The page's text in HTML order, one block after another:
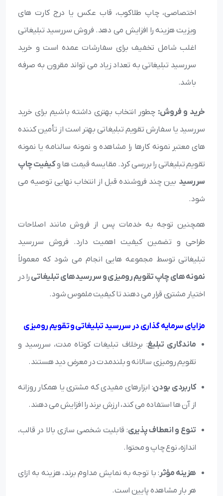
اختصاصی، چاپ طلاکوب، قاب عکس یا درج کارت های
ویزیت هزینه را افزایش می دهد. فروش سررسید تبلیغاتی
اغلب شامل تخفیف برای سفارشات عمده است و خرید
سررسید تبلیغاتی به تعداد زیاد می تواند مقرون به صرفه
باشد.
خرید و فروش: چطور انتخاب بهتری داشته باشیم برای خرید
سررسید یا سفارش تقویم تبلیغاتی بهتر است از تأمین کننده
های معتبر نمونه کارها را مشاهده و نمونه سالنامه یا نمونه
تقویم تبلیغاتی را بررسی کرد. مقایسه قیمت ها وکیفیت چاپ
سررسید بین چند فروشنده قبل از انتخاب نهایی توصیه می
شود.
همچنین توجه به خدمات پس از فروش مانند اصلاحات
طراحی و تضمین کیفیت اهمیت دارد. فروش سررسید
تبلیغاتی توسط مجموعه هایی انجام می شود که معمولاً
نمونه های چاپ تقویم رومیزی و سررسیدهای تبلیغاتی را در
اختیار مشتری قرار می دهند تا کیفیت ملموس شود.
مزایای سرمایه گذاری در سررسید تبلیغاتی و تقویم رومیزی
ماندگاری تبلیغ: برخلاف تبلیغات کوتاه مدت، سررسید و
تقویم رومیزی سالانه و بلندمدت در معرض دید هستند.
کاربردی بودن: ابزارهای مفیدی که مشتری یا همکار روزانه
از آن ها استفاده می کند، ارزش برند را افزایش می دهند.
تنوع و انعطاف پذیری: قابلیت شخصی سازی بالا در قالب،
اندازه، نوع چاپ و محتوا.
هزینه مؤثر : با توجه به نمایش مداوم برند، هزینه به ازای
هر بار مشاهده پایین است.